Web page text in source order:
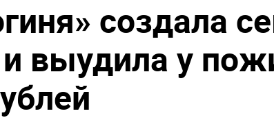
создала
выудила у